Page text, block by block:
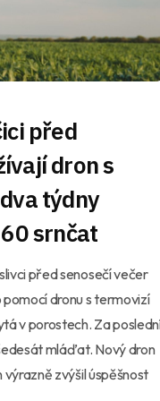
před
dron s
týdny
srnčat
před senosečí večer
dronu s termovizí
v porostech. Za
mláďat. Nový dron
výrazně zvýšil úspěšnost